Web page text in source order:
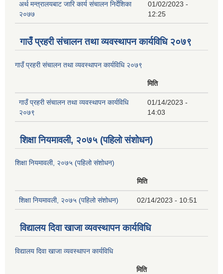
अर्थ मन्त्रालयबाट जारि कार्य संचालन निर्देशिका
२०७७
01/02/2023 -
12:25
गाउँ प्रहरी संचालन तथा व्यवस्थापन कार्यविधि २०७९
गाउँ प्रहरी संचालन तथा व्यवस्थापन कार्यविधि २०७९
मिति
गाउँ प्रहरी संचालन तथा व्यवस्थापन कार्यविधि
२०७९
01/14/2023 -
14:03
शिक्षा नियमावली, २०७५ (पहिलो संशोधन)
शिक्षा नियमावली, २०७५ (पहिलो संशोधन)
मिति
शिक्षा नियमावली, २०७५ (पहिलो संशोधन) 02/14/2023 - 10:51
विद्यालय दिवा खाजा व्यवस्थापन कार्यविधि
विद्यालय दिवा खाजा व्यवस्थापन कार्यविधि
मिति